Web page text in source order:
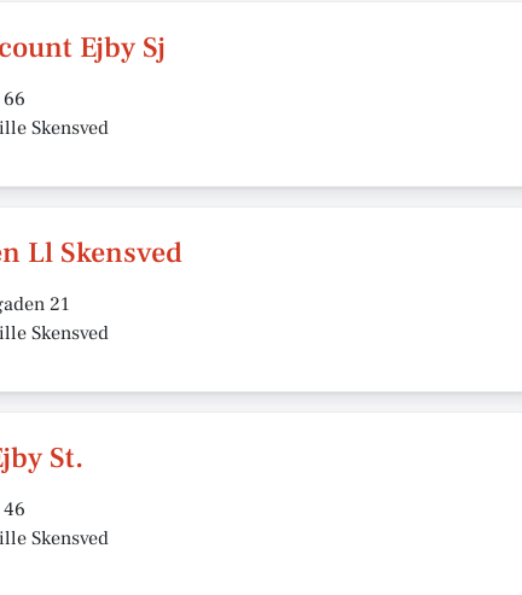
Ejby Sj
Skensved
Ll Skensved
21
Skensved
St.
Skensved